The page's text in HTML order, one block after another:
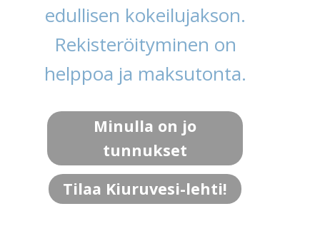
edullisen kokeilujakson.
Rekisteröityminen on
helppoa ja maksutonta.
Minulla on jo
tunnukset
Tilaa Kiuruvesi-lehti!